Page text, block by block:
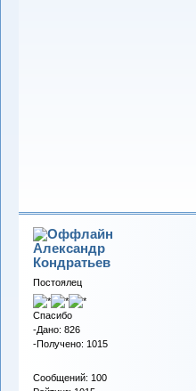
Александр
Кондратьев
Постоялец
Спасибо
-Дано: 826
-Получено: 1015
Сообщений: 100